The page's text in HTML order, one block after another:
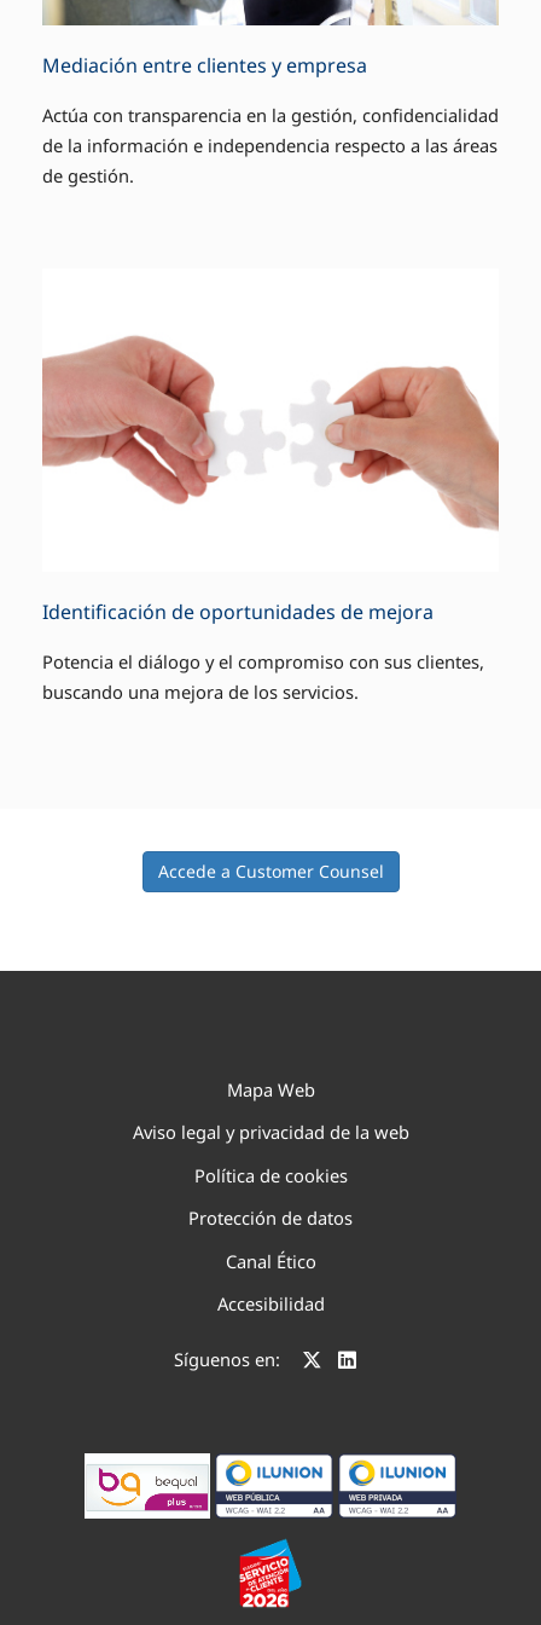
Mediación entre clientes y empresa
Actúa con transparencia en la gestión, confidencialidad
de la información e independencia respecto a las áreas
de gestión.
Identificación de oportunidades de mejora
Potencia el diálogo y el compromiso con sus clientes,
buscando una mejora de los servicios.
Accede a Customer Counsel
Mapa Web
Aviso legal y privacidad de la web
Política de cookies
Protección de datos
Canal Ético
Accesibilidad
Síguenos en: